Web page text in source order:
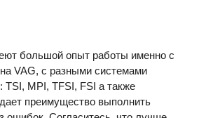
большой опыт работы именно с
VAG, с разными системами
TSI, MPI, TFSI, FSI а также
преимущество выполнить